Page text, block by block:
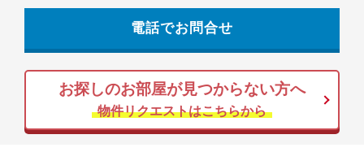
電話でお問合せ
お探しのお部屋が見つからない方へ
物件リクエストはこちらから